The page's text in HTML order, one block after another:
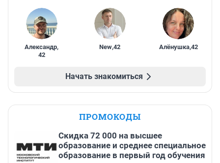
Александр,
42
New,42 Алёнушка,42
Начать знакомиться
ПРОМОКОДЫ
Скидка 72 000 на высшее
образование и среднее специальное
образование в первый год обучения